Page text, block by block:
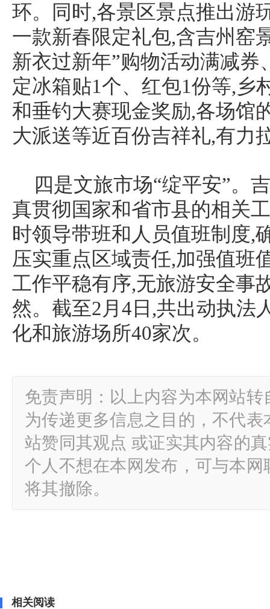
环。同时,各景区景点推出游
一款新春限定礼包,含吉州窑
新衣过新年”购物活动满减券
定冰箱贴1个、红包1份等,乡
和垂钓大赛现金奖励,各场馆
大派送等近百份吉祥礼,有力
四是文旅市场“绽平安”。
真贯彻国家和省市县的相关
时领导带班和人员值班制度,
压实重点区域责任,加强值班
工作平稳有序,无旅游安全事
然。截至2月4日,共出动执法
化和旅游场所40家次。
免责声明：以上内容为本网站
为传递更多信息之目的，不代
站赞同其观点 或证实其内容的
个人不想在本网发布，可与本
将其撤除。
相关阅读